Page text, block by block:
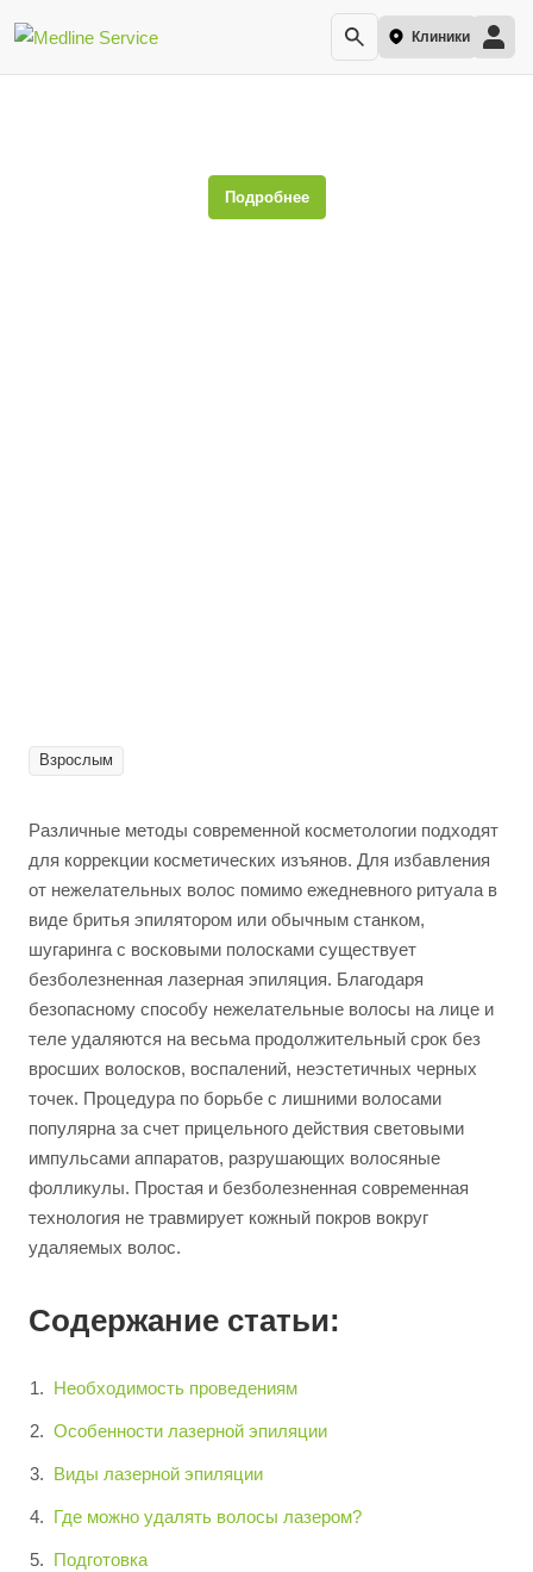
Клиники
Подробнее
Взрослым
Различные методы современной косметологии подходят
для коррекции косметических изъянов. Для избавления
от нежелательных волос помимо ежедневного ритуала в
виде бритья эпилятором или обычным станком,
шугаринга с восковыми полосками существует
безболезненная лазерная эпиляция. Благодаря
безопасному способу нежелательные волосы на лице и
теле удаляются на весьма продолжительный срок без
вросших волосков, воспалений, неэстетичных черных
точек. Процедура по борьбе с лишними волосами
популярна за счет прицельного действия световыми
импульсами аппаратов, разрушающих волосяные
фолликулы. Простая и безболезненная современная
технология не травмирует кожный покров вокруг
удаляемых волос.
Содержание статьи:
Необходимость проведениям
Особенности лазерной эпиляции
Виды лазерной эпиляции
Где можно удалять волосы лазером?
Подготовка